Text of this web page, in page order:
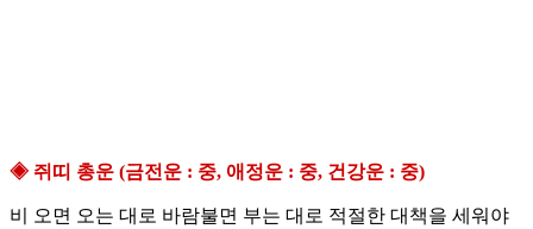
◈ 쥐띠 총운 (금전운 : 중, 애정운 : 중, 건강운 : 중)
비 오면 오는 대로 바람불면 부는 대로 적절한 대책을 세워야